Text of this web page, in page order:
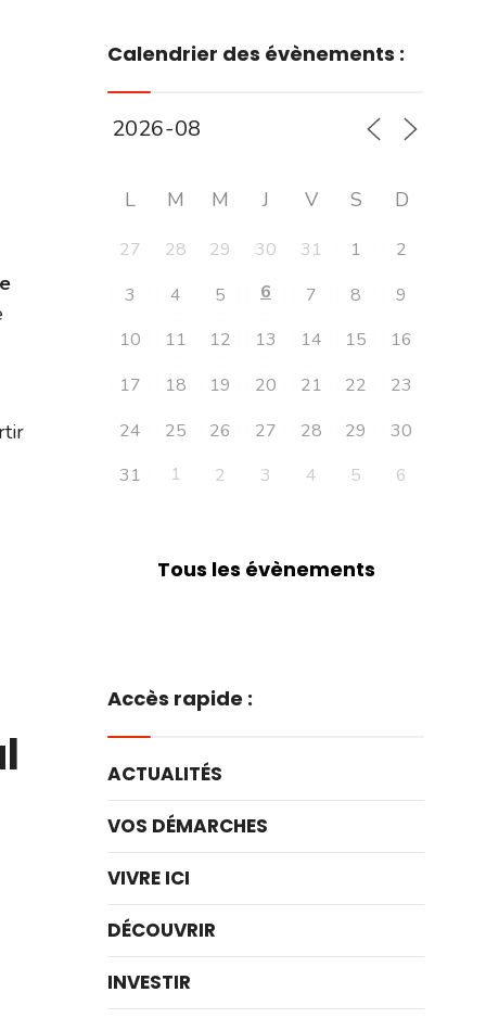
Calendrier des évènements :
L M M J V S D
27 28 29 30 31 1
2
3
4 5 6 7 8
9
10
11 12 13 14 15
16
17
18 19 20 21 22
23
24
25 26 27 28 29
30
31
1 2 3 4 5 6
Tous les évènements
Accès rapide :
ACTUALITÉS
VOS DÉMARCHES
VIVRE ICI
DÉCOUVRIR
INVESTIR